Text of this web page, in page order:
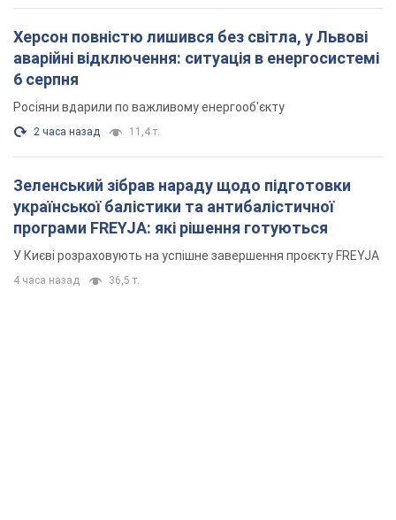
Херсон повністю лишився без світла, у Львові
аварійні відключення: ситуація в енергосистемі
6 серпня
Росіяни вдарили по важливому енергооб'єкту
2 часа назад 11,4 т.
Зеленський зібрав нараду щодо підготовки
української балістики та антибалістичної
програми FREYJA: які рішення готуються
У Києві розраховують на успішне завершення проєкту FREYJA
4 часа назад 36,5 т.